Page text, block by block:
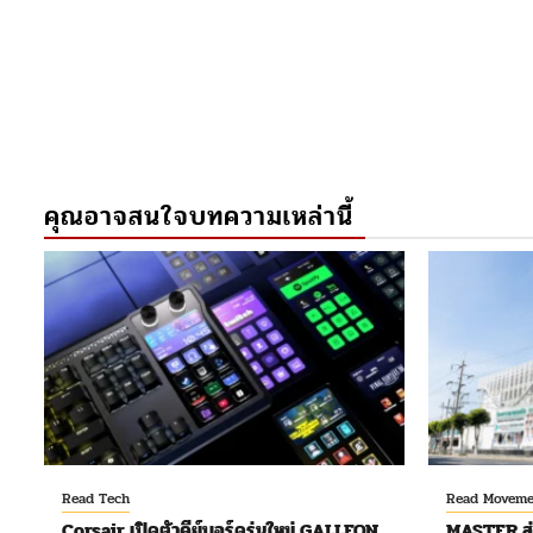
คุณอาจสนใจบทความเหล่านี้
Read Tech Read